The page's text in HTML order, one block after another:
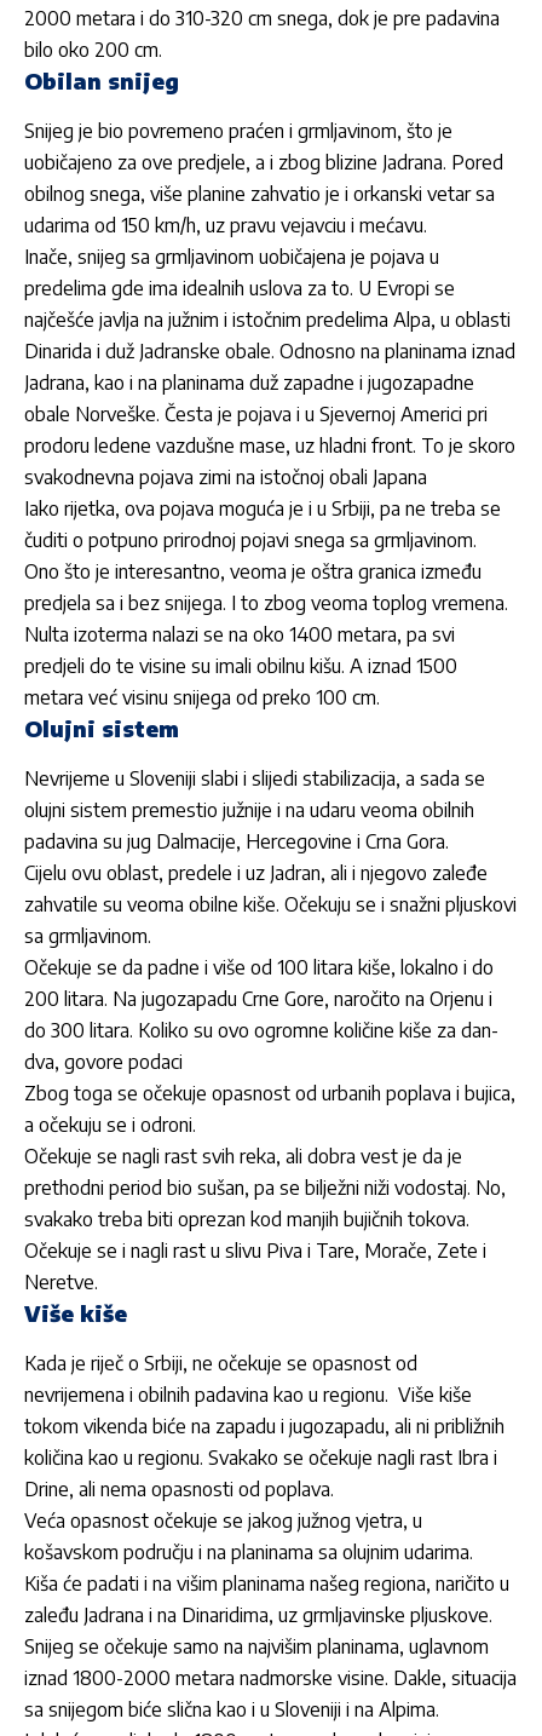
2000 metara i do 310-320 cm snega, dok je pre padavina
bilo oko 200 cm.
Obilan snijeg
Snijeg je bio povremeno praćen i grmljavinom, što je
uobičajeno za ove predjele, a i zbog blizine Jadrana. Pored
obilnog snega, više planine zahvatio je i orkanski vetar sa
udarima od 150 km/h, uz pravu vejavciu i mećavu.
Inače, snijeg sa grmljavinom uobičajena je pojava u
predelima gde ima idealnih uslova za to. U Evropi se
najčešće javlja na južnim i istočnim predelima Alpa, u oblasti
Dinarida i duž Jadranske obale. Odnosno na planinama iznad
Jadrana, kao i na planinama duž zapadne i jugozapadne
obale Norveške. Česta je pojava i u Sjevernoj Americi pri
prodoru ledene vazdušne mase, uz hladni front. To je skoro
svakodnevna pojava zimi na istočnoj obali Japana
Iako rijetka, ova pojava moguća je i u Srbiji, pa ne treba se
čuditi o potpuno prirodnoj pojavi snega sa grmljavinom.
Ono što je interesantno, veoma je oštra granica između
predjela sa i bez snijega. I to zbog veoma toplog vremena.
Nulta izoterma nalazi se na oko 1400 metara, pa svi
predjeli do te visine su imali obilnu kišu. A iznad 1500
metara već visinu snijega od preko 100 cm.
Olujni sistem
Nevrijeme u Sloveniji slabi i slijedi stabilizacija, a sada se
olujni sistem premestio južnije i na udaru veoma obilnih
padavina su jug Dalmacije, Hercegovine i Crna Gora.
Cijelu ovu oblast, predele i uz Jadran, ali i njegovo zaleđe
zahvatile su veoma obilne kiše. Očekuju se i snažni pljuskovi
sa grmljavinom.
Očekuje se da padne i više od 100 litara kiše, lokalno i do
200 litara. Na jugozapadu Crne Gore, naročito na Orjenu i
do 300 litara. Koliko su ovo ogromne količine kiše za dan-
dva, govore podaci
Zbog toga se očekuje opasnost od urbanih poplava i bujica,
a očekuju se i odroni.
Očekuje se nagli rast svih reka, ali dobra vest je da je
prethodni period bio sušan, pa se bilježni niži vodostaj. No,
svakako treba biti oprezan kod manjih bujičnih tokova.
Očekuje se i nagli rast u slivu Piva i Tare, Morače, Zete i
Neretve.
Više kiše
Kada je riječ o Srbiji, ne očekuje se opasnost od
nevrijemena i obilnih padavina kao u regionu. Više kiše
tokom vikenda biće na zapadu i jugozapadu, ali ni približnih
količina kao u regionu. Svakako se očekuje nagli rast Ibra i
Drine, ali nema opasnosti od poplava.
Veća opasnost očekuje se jakog južnog vjetra, u
košavskom području i na planinama sa olujnim udarima.
Kiša će padati i na višim planinama našeg regiona, naričito u
zaleđu Jadrana i na Dinaridima, uz grmljavinske pljuskove.
Snijeg se očekuje samo na najvišim planinama, uglavnom
iznad 1800-2000 metara nadmorske visine. Dakle, situacija
sa snijegom biće slična kao i u Sloveniji i na Alpima.